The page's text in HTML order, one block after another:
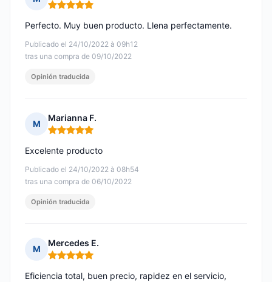
Nota: 5 de 5
Publicado el 24/10/2022 à 09h12
tras una compra de 09/10/2022
Perfecto. Muy buen producto. Llena perfectamente.
Opinión traducida
M
Marianna F.
Nota: 5 de 5
Publicado el 24/10/2022 à 08h54
tras una compra de 06/10/2022
Excelente producto
Opinión traducida
M
Mercedes E.
Nota: 5 de 5
Eficiencia total, buen precio, rapidez en el servicio,